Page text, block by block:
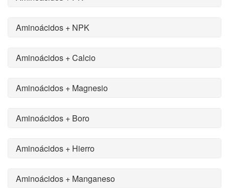
Aminoácidos + NPK
Aminoácidos + Calcio
Aminoácidos + Magnesio
Aminoácidos + Boro
Aminoácidos + Hierro
Aminoácidos + Manganeso